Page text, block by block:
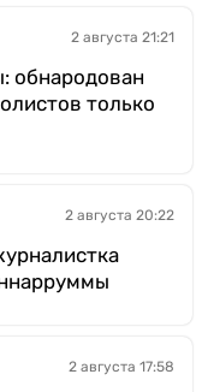
2 августа 21:21
обнародован
только
2 августа 20:22
2 августа 17:58